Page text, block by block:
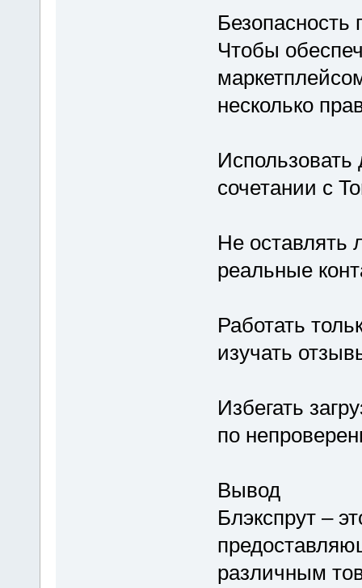
Безопасность
Чтобы
несколько
сочетании с
Не оставлять
реальные
Работать
изучать
Избегать
по
Вывод
Блэкспрут –
различным